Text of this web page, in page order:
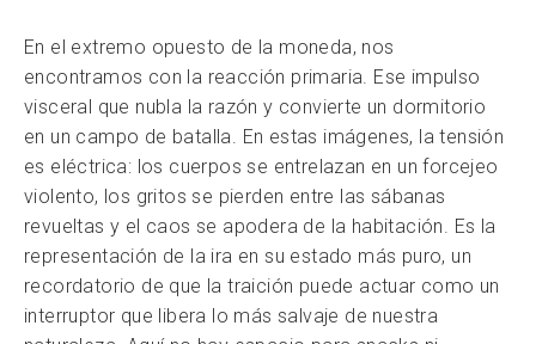
En el extremo opuesto de la moneda, nos
encontramos con la reacción primaria. Ese impulso
visceral que nubla la razón y convierte un dormitorio
en un campo de batalla. En estas imágenes, la tensión
es eléctrica: los cuerpos se entrelazan en un forcejeo
violento, los gritos se pierden entre las sábanas
revueltas y el caos se apodera de la habitación. Es la
representación de la ira en su estado más puro, un
recordatorio de que la traición puede actuar como un
interruptor que libera lo más salvaje de nuestra